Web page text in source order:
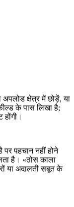
क्षेत्र में छोड़ें, या
के पास लिखा है;
पर पहचान नहीं होने
है। «ठोस काला
या अदालती सबूत के